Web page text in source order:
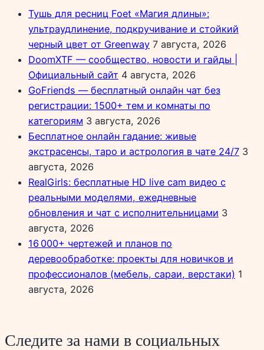
Тушь для ресниц Foet «Магия длины»:
ультраудлинение, подкручивание и стойкий
черный цвет от Greenway 7 августа, 2026
DoomXTF — сообщество, новости и гайды |
Официальный сайт 4 августа, 2026
GoFriends — бесплатный онлайн чат без
регистрации: 1500+ тем и комнаты по
категориям 3 августа, 2026
Бесплатное онлайн гадание: живые
экстрасенсы, таро и астрология в чате 24/7 3
августа, 2026
RealGirls: бесплатные HD live cam видео с
реальными моделями, ежедневные
обновления и чат с исполнительницами 3
августа, 2026
16 000+ чертежей и планов по
деревообработке: проекты для новичков и
профессионалов (мебель, сараи, верстаки) 1
августа, 2026
Следите за нами в социальных